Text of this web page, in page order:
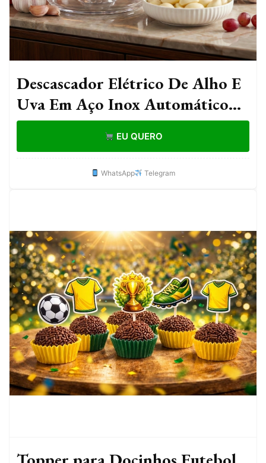
Descascador Elétrico De Alho E
Uva Em Aço Inox Automático
Prático
EU QUERO
WhatsApp Telegram